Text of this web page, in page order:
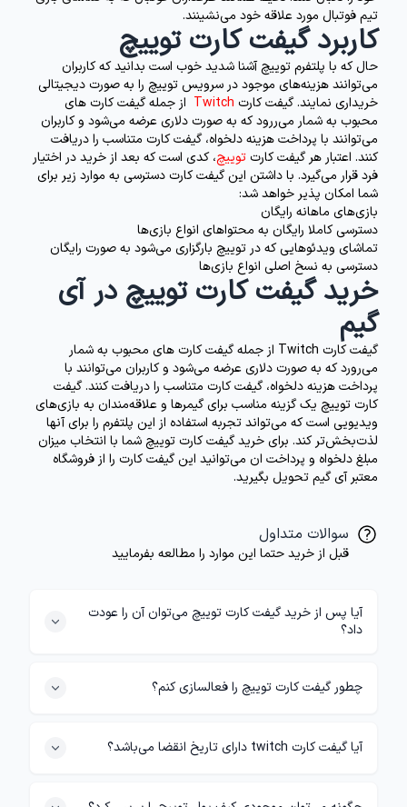
تیم فوتبال مورد علاقه خود می‌نشینند.
کاربرد گیفت کارت توییچ
حال که با پلتفرم توییچ آشنا شدید خوب است بدانید که کاربران
می‌توانند هزینه‌های موجود در سرویس توییچ را به صورت دیجیتالی
خریداری نمایند. گیفت کارت Twitch از جمله گیفت کارت های
محبوب به شمار می‌ررود که به صورت دلاری عرضه می‌شود و کاربران
می‌توانند با پرداخت هزینه دلخواه، گیفت کارت متناسب را دریافت
کنند. اعتبار هر گیفت کارت توییچ، کدی است که بعد از خرید در اختیار
فرد قرار می‌گیرد. با داشتن این گیفت کارت دسترسی به موارد زیر برای
شما امکان پذیر خواهد شد:
بازی‌های ماهانه رایگان
دسترسی کاملا رایگان به محتواهای انواع بازی‌ها
تماشای ویدئوهایی که در توییچ بارگزاری می‌شود به صورت رایگان
دسترسی به نسخ اصلی انواع بازی‌ها
خرید گیفت کارت توییچ در آی
گیم
گیفت کارت Twitch
از جمله گیفت کارت های محبوب به شمار
می‌رورد که به صورت دلاری عرضه می‌شود و کاربران می‌توانند با
پرداخت هزینه دلخواه، گیفت کارت متناسب را دریافت کنند.گیفت
کارت توییچ یک گزینه مناسب برای گیمرها و علاقه‌مندان به بازی‌های
ویدیویی است که می‌تواند تجربه استفاده از این پلتفرم را برای آنها
لذت‌بخش‌تر کند. برای خرید گیفت کارت توییچ شما با انتخاب میزان
مبلغ دلخواه و پرداخت ان می‌توانید این گیفت کارت را از فروشگاه
معتبرآی گیم تحویل بگیرید.
سوالات متداول
قبل از خرید حتما این موارد را مطالعه بفرمایید
آیا پس از خرید گیفت کارت توییچ می‌توان آن را عودت
داد؟
چطور گیفت کارت توییچ را فعالسازی کنم؟
آیا گیفت کارت twitch دارای تاریخ انقضا می‌باشد؟